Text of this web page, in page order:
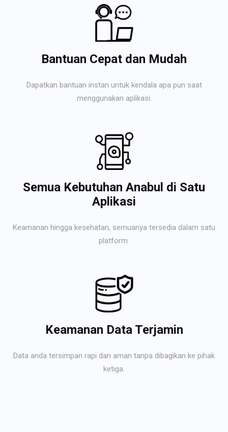
Bantuan Cepat dan Mudah
Dapatkan bantuan instan untuk kendala apa pun saat
menggunakan aplikasi.
Semua Kebutuhan Anabul di Satu
Aplikasi
Keamanan hingga kesehatan, semuanya tersedia dalam satu
platform.
Keamanan Data Terjamin
Data anda tersimpan rapi dan aman tanpa dibagikan ke pihak
ketiga.